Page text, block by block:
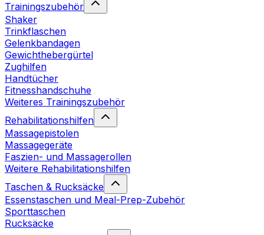
Trainingszubehör
Shaker
Trinkflaschen
Gelenkbandagen
Gewichthebergürtel
Zughilfen
Handtücher
Fitnesshandschuhe
Weiteres Trainingszubehör
Rehabilitationshilfen
Massagepistolen
Massagegeräte
Faszien- und Massagerollen
Weitere Rehabilitationshilfen
Taschen & Rucksäcke
Essenstaschen und Meal-Prep-Zubehör
Sporttaschen
Rucksäcke